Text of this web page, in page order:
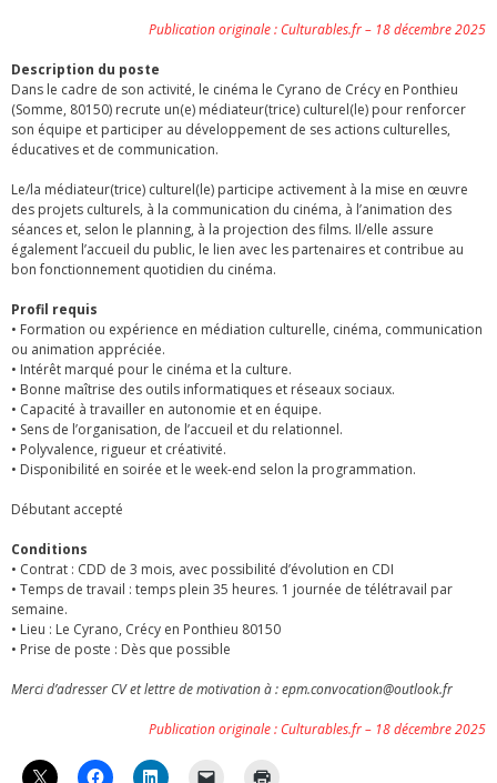
Publication originale : Culturables.fr – 18 décembre 2025
Description du poste
Dans le cadre de son activité, le cinéma le Cyrano de Crécy en Ponthieu
(Somme, 80150) recrute un(e) médiateur(trice) culturel(le) pour renforcer
son équipe et participer au développement de ses actions culturelles,
éducatives et de communication.
Le/la médiateur(trice) culturel(le) participe activement à la mise en œuvre
des projets culturels, à la communication du cinéma, à l’animation des
séances et, selon le planning, à la projection des films. Il/elle assure
également l’accueil du public, le lien avec les partenaires et contribue au
bon fonctionnement quotidien du cinéma.
Profil requis
• Formation ou expérience en médiation culturelle, cinéma, communication
ou animation appréciée.
• Intérêt marqué pour le cinéma et la culture.
• Bonne maîtrise des outils informatiques et réseaux sociaux.
• Capacité à travailler en autonomie et en équipe.
• Sens de l’organisation, de l’accueil et du relationnel.
• Polyvalence, rigueur et créativité.
• Disponibilité en soirée et le week-end selon la programmation.
Débutant accepté
Conditions
• Contrat : CDD de 3 mois, avec possibilité d’évolution en CDI
• Temps de travail : temps plein 35 heures. 1 journée de télétravail par
semaine.
• Lieu : Le Cyrano, Crécy en Ponthieu 80150
• Prise de poste : Dès que possible
Merci d’adresser CV et lettre de motivation à : epm.convocation@outlook.fr
Publication originale : Culturables.fr – 18 décembre 2025